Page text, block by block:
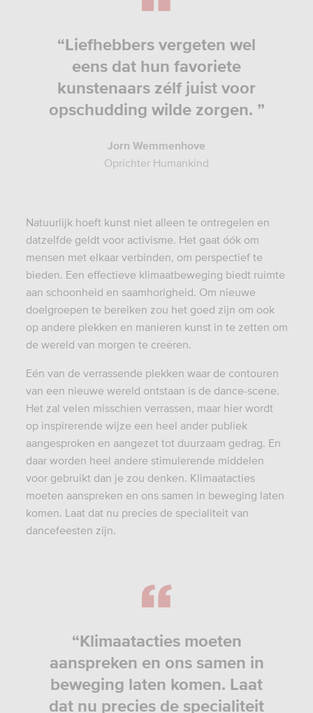
“Liefhebbers vergeten wel
eens dat hun favoriete
kunstenaars zélf juist voor
opschudding wilde zorgen. ”
Jorn Wemmenhove
Oprichter Humankind
Natuurlijk hoeft kunst niet alleen te ontregelen en
datzelfde geldt voor activisme. Het gaat óók om
mensen met elkaar verbinden, om perspectief te
bieden. Een effectieve klimaatbeweging biedt ruimte
aan schoonheid en saamhorigheid. Om nieuwe
doelgroepen te bereiken zou het goed zijn om ook
op andere plekken en manieren kunst in te zetten om
de wereld van morgen te creëren.
Eén van de verrassende plekken waar de contouren
van een nieuwe wereld ontstaan is de dance-scene.
Het zal velen misschien verrassen, maar hier wordt
op inspirerende wijze een heel ander publiek
aangesproken en aangezet tot duurzaam gedrag. En
daar worden heel andere stimulerende middelen
voor gebruikt dan je zou denken. Klimaatacties
moeten aanspreken en ons samen in beweging laten
komen. Laat dat nu precies de specialiteit van
dancefeesten zijn.
“Klimaatacties moeten
aanspreken en ons samen in
beweging laten komen. Laat
dat nu precies de specialiteit